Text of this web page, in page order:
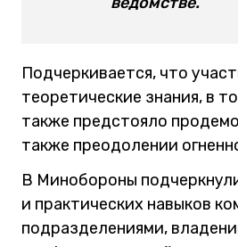
Подчеркивается, что
теоретические знания, в
также предстояло
также преодолении
В Минобороны
и практических навыков
подразделениями,